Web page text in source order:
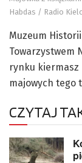
Habdas / Radio
Muzeum
Towarzystwem
rynku kiermasz
majowych tego
CZYTAJ